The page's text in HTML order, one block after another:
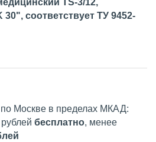
TS-3/12,
соответствует ТУ 9452-
по Москве в пределах МКАД:
бесплатно, менее